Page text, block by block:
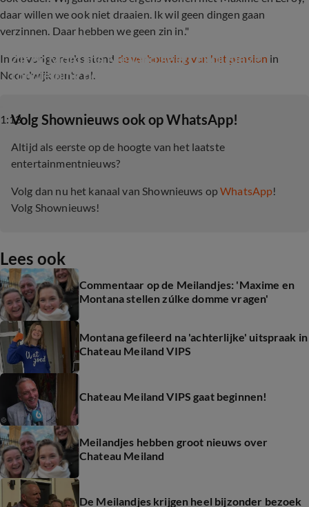
daar willen we ook niet draaien. Ik wil geen dingen gaan
verzinnen. Daar hebben we geen zin in."
In de vorige reeks stond de verbouwing van het pension in
Noordwijk centraal.
1:13
ZIEN: Montana Meiland geeft exclusieve
rondleiding door pension Code Rosé
‎Volg Shownieuws ook op WhatsApp!
Altijd als eerste op de hoogte van het laatste
entertainmentnieuws?
Volg dan nu het kanaal van Shownieuws opWhatsApp!
Volg Shownieuws!
Lees ook
Commentaar op de Meilandjes: 'Maxime en
Montana stellen zúlke domme vragen'
Montana gefileerd na 'achterlijke' uitspraak in
Chateau Meiland VIPS
Chateau Meiland VIPS gaat beginnen!
Meilandjes hebben groot nieuws over
Chateau Meiland
De Meilandjes krijgen heel bijzonder bezoek